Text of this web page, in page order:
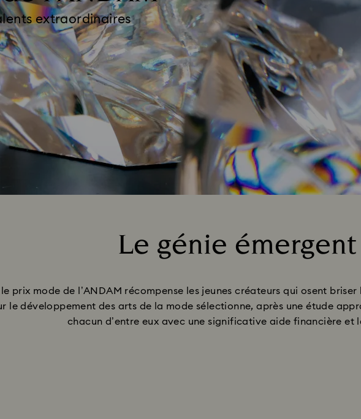
extraordinaires
Le génie émergent
le prix mode de l’ANDAM récompense les jeunes créateurs qui osent
le développement des arts de la mode sélectionne, après une étude
chacun d’entre eux avec une significative aide financière et